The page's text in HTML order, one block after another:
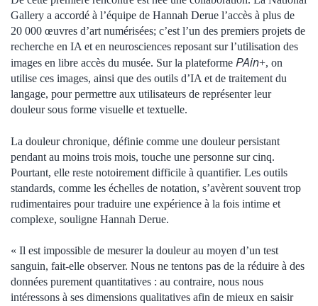
Gallery a accordé à l’équipe de Hannah Derue l’accès à plus de
20 000 œuvres d’art numérisées; c’est l’un des premiers projets de
recherche en IA et en neurosciences reposant sur l’utilisation des
images en libre accès du musée. Sur la plateforme PAin+, on
utilise ces images, ainsi que des outils d’IA et de traitement du
langage, pour permettre aux utilisateurs de représenter leur
douleur sous forme visuelle et textuelle.
La douleur chronique, définie comme une douleur persistant
pendant au moins trois mois, touche une personne sur cinq.
Pourtant, elle reste notoirement difficile à quantifier. Les outils
standards, comme les échelles de notation, s’avèrent souvent trop
rudimentaires pour traduire une expérience à la fois intime et
complexe, souligne Hannah Derue.
« Il est impossible de mesurer la douleur au moyen d’un test
sanguin, fait-elle observer. Nous ne tentons pas de la réduire à des
données purement quantitatives : au contraire, nous nous
intéressons à ses dimensions qualitatives afin de mieux en saisir